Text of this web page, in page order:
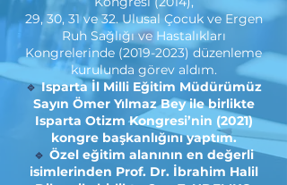
29, 30, 31 ve 32. Ulusal Çocuk ve Ergen
Ruh Sağlığı ve Hastalıkları
Kongrelerinde (2019-2023) düzenleme
kurulunda görev aldım.
🔹Isparta İl Milli Eğitim Müdürümüz
Sayın Ömer Yılmaz Bey ile birlikte
Isparta Otizm Kongresi’nin (2021)
kongre başkanlığını yaptım.
🔹 Özel eğitim alanının en değerli
isimlerinden Prof. Dr. İbrahim Halil